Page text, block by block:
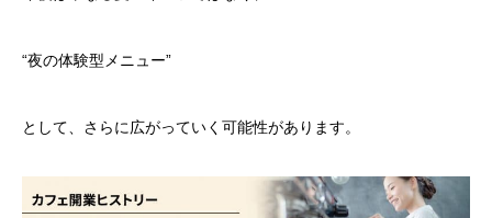
“夜の体験型メニュー”
として、さらに広がっていく可能性があります。